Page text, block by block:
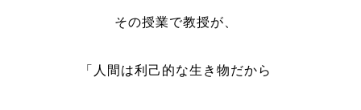
その授業で教授が、
「人間は利己的な生き物だから